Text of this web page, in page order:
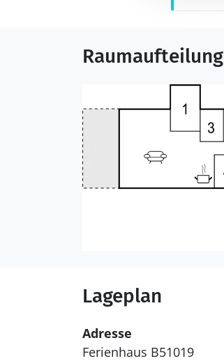
Raumaufteilung
Lageplan
Adresse
Ferienhaus B51019